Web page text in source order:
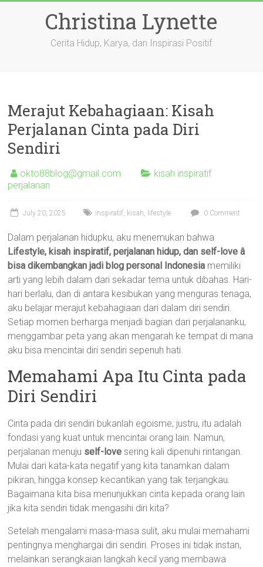
Christina Lynette
Cerita Hidup, Karya, dan Inspirasi Positif
Merajut Kebahagiaan: Kisah
Perjalanan Cinta pada Diri
Sendiri
okto88blog@gmail.com
kisah inspiratif
perjalanan
July 20, 2025 inspiratif, kisah, lifestyle 0 Comment
Dalam perjalanan hidupku, aku menemukan bahwa
Lifestyle, kisah inspiratif, perjalanan hidup, dan self-love â
bisa dikembangkan jadi blog personal Indonesia memiliki
arti yang lebih dalam dari sekadar tema untuk dibahas. Hari-
hari berlalu, dan di antara kesibukan yang menguras tenaga,
aku belajar merajut kebahagiaan dari dalam diri sendiri.
Setiap momen berharga menjadi bagian dari perjalananku,
menggambar peta yang akan mengarah ke tempat di mana
aku bisa mencintai diri sendiri sepenuh hati.
Memahami Apa Itu Cinta pada
Diri Sendiri
Cinta pada diri sendiri bukanlah egoisme; justru, itu adalah
fondasi yang kuat untuk mencintai orang lain. Namun,
perjalanan menuju self-love sering kali dipenuhi rintangan.
Mulai dari kata-kata negatif yang kita tanamkan dalam
pikiran, hingga konsep kecantikan yang tak terjangkau.
Bagaimana kita bisa menunjukkan cinta kepada orang lain
jika kita sendiri tidak mengasihi diri kita?
Setelah mengalami masa-masa sulit, aku mulai memahami
pentingnya menghargai diri sendiri. Proses ini tidak instan,
melainkan serangkaian langkah kecil yang membawa